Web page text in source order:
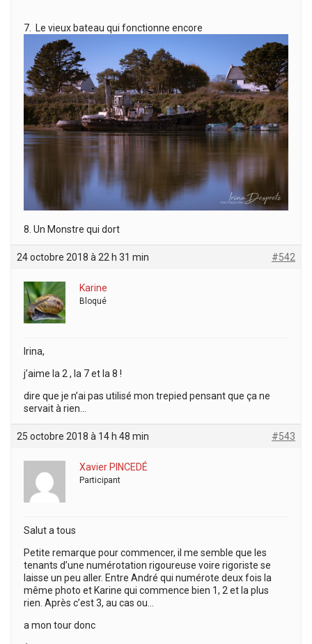
7. Le vieux bateau qui fonctionne encore
8. Un Monstre qui dort
24 octobre 2018 à 22 h 31 min #542
Karine
Bloqué
Irina,
j’aime la 2 , la 7 et la 8 !
dire que je n’ai pas utilisé mon trepied pensant que ça ne
servait à rien…
25 octobre 2018 à 14 h 48 min #543
Xavier PINCEDÉ
Participant
Salut a tous
Petite remarque pour commencer, il me semble que les
tenants d’une numérotation rigoureuse voire rigoriste se
laisse un peu aller. Entre André qui numérote deux fois la
même photo et Karine qui commence bien 1, 2 et la plus
rien. Après c’est 3, au cas ou…
a mon tour donc